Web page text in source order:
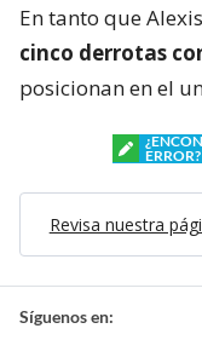
En tanto que
cinco derrotas
posicionan en el
ERROR?
Revisa nuestra
Síguenos en: